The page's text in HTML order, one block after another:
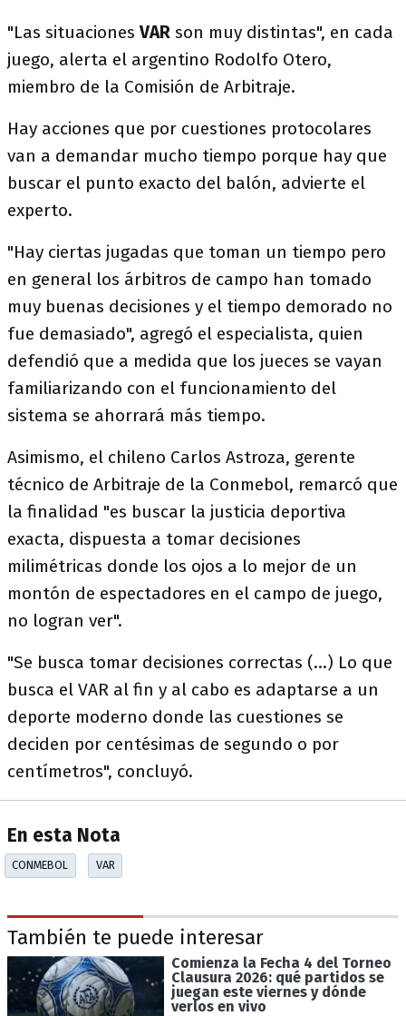
"Las situacionesVAR son muy distintas", en cada
juego, alerta el argentino Rodolfo Otero,
miembro de la Comisión de Arbitraje.
Hay acciones que por cuestiones protocolares
van a demandar mucho tiempo porque hay que
buscar el punto exacto del balón, advierte el
experto.
"Hay ciertas jugadas que toman un tiempo pero
en general los árbitros de campo han tomado
muy buenas decisiones y el tiempo demorado no
fue demasiado", agregó el especialista, quien
defendió que a medida que los jueces se vayan
familiarizando con el funcionamiento del
sistema se ahorrará más tiempo.
Asimismo, el chileno Carlos Astroza, gerente
técnico de Arbitraje de la Conmebol, remarcó que
la finalidad "es buscar la justicia deportiva
exacta, dispuesta a tomar decisiones
milimétricas donde los ojos a lo mejor de un
montón de espectadores en el campo de juego,
no logran ver".
"Se busca tomar decisiones correctas (...) Lo que
busca el VAR al fin y al cabo es adaptarse a un
deporte moderno donde las cuestiones se
deciden por centésimas de segundo o por
centímetros", concluyó.
En esta Nota
CONMEBOL VAR
También te puede interesar
Comienza la Fecha 4 del Torneo
Clausura 2026: qué partidos se
juegan este viernes y dónde
verlos en vivo